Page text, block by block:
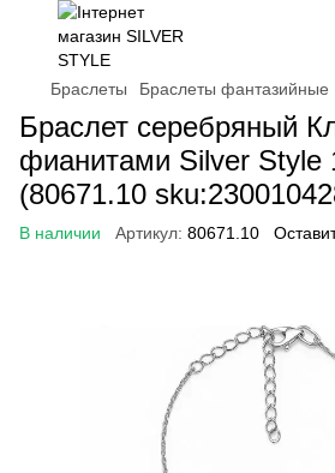
Браслеты Браслеты фантазийные
Браслет серебряный
фианитами Silver Style
(80671.10
В наличии Артикул: 80671.10